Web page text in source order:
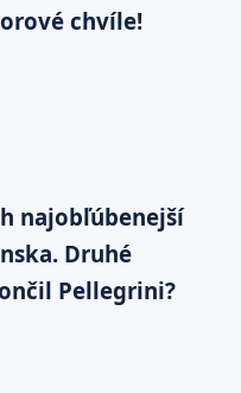
chvíle!
najobľúbenejší
Druhé
Pellegrini?